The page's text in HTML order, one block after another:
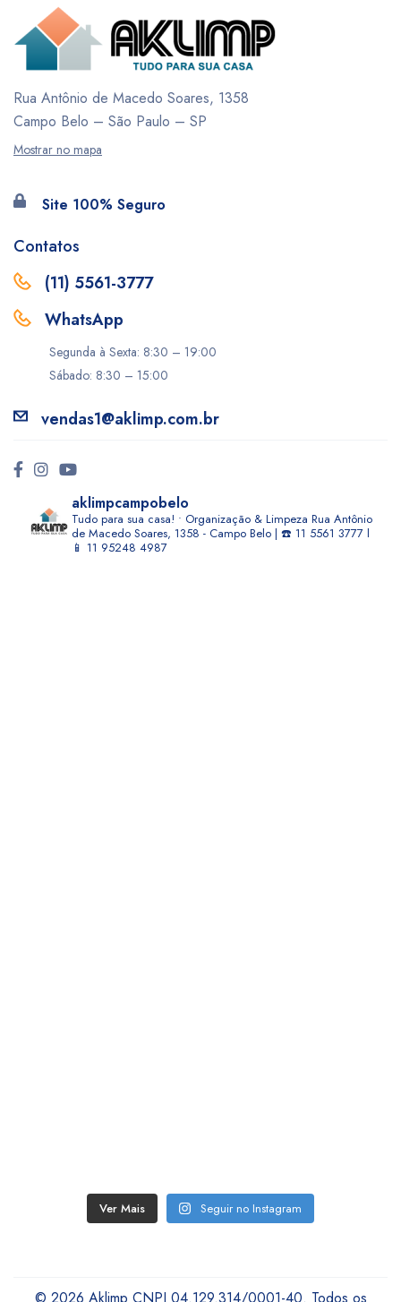
Rua Antônio de Macedo Soares, 1358
Campo Belo – São Paulo – SP
Mostrar no mapa
Site 100% Seguro
Contatos
(11) 5561-3777
WhatsApp
Segunda à Sexta: 8:30 – 19:00
Sábado: 8:30 – 15:00
vendas1@aklimp.com.br
aklimpcampobelo
Tudo para sua casa! • Organização & Limpeza Rua Antônio
de Macedo Soares, 1358 - Campo Belo | ☎️ 11 5561 3777 l
📱 11 95248 4987
Ver Mais Seguir no Instagram
© 2026 Aklimp CNPJ 04.129.314/0001-40. Todos os